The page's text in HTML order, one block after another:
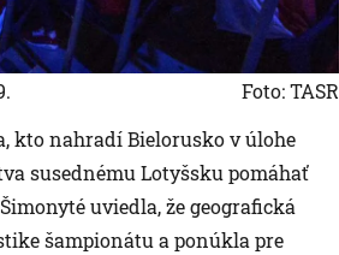
Foto: TASR
kto nahradí Bielorusko v úlohe
susednému Lotyšsku pomáhať
uviedla, že geografická
šampionátu a ponúkla pre